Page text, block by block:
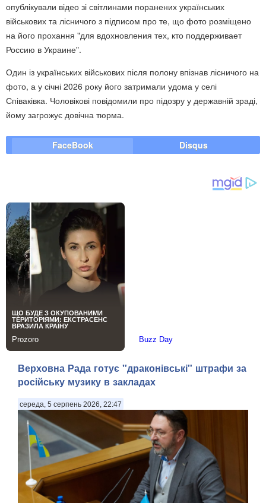
опублікували відео зі світлинами поранених українських
військових та лісничого з підписом про те, що фото розміщено
на його прохання "для вдохновления тех, кто поддерживает
Россию в Украине".
Один із українських військових після полону впізнав лісничого на
фото, а у січні 2026 року його затримали удома у селі
Співаківка. Чоловікові повідомили про підозру у державній зраді,
йому загрожує довічна тюрма.
FaceBook Disqus
Верховна Рада готує "драконівські" штрафи за
російську музику в закладах
середа, 5 серпень 2026, 22:47